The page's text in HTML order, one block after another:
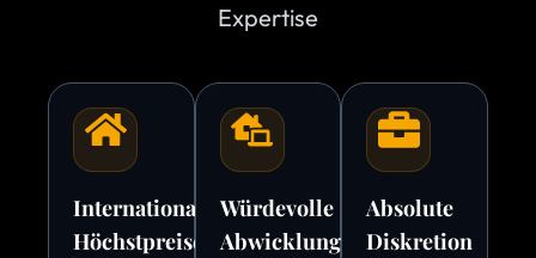
Expertise
Internationale
Höchstpreise
Würdevolle
Abwicklung
Absolute
Diskretion